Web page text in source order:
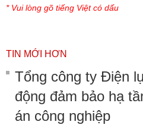
* Vui lòng gõ tiếng Việt có dấu
TIN MỚI HƠN
Tổng công ty Điện
động đảm bảo hạ
án công nghiệp